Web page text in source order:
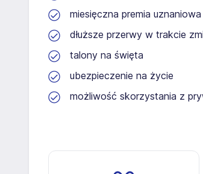
miesięczna premia uznaniowa
dłuższe przerwy w trakcie
talony na święta
ubezpieczenie na życie
możliwość skorzystania z